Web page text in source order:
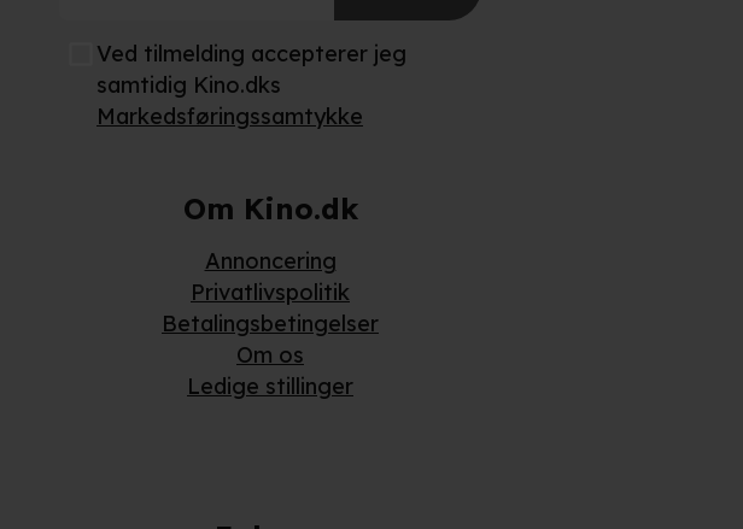
Ved tilmelding accepterer jeg
samtidig Kino.dks
Markedsføringssamtykke
Om Kino.dk
Annoncering
Privatlivspolitik
Betalingsbetingelser
Om os
Ledige stillinger